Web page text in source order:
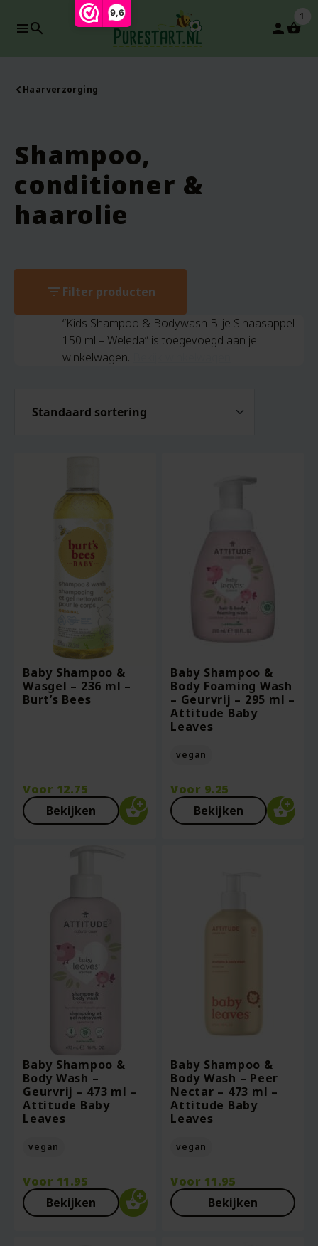
9,6
search person
1
Haarverzorging
Shampoo,
conditioner &
haarolie
filter_listFilter producten
“Kids Shampoo & Bodywash Blije Sinaasappel –
150 ml – Weleda” is toegevoegd aan je
winkelwagen.
Baby Shampoo &
Wasgel – 236 ml –
Burt’s Bees
Voor 12.75
Bekijken
Baby Shampoo &
Body Foaming Wash
– Geurvrij – 295 ml –
Attitude Baby
Leaves
vegan
Voor 9.25
Bekijken
Baby Shampoo &
Body Wash –
Geurvrij – 473 ml –
Attitude Baby
Leaves
vegan
Voor 11.95
Bekijken
Baby Shampoo &
Body Wash – Peer
Nectar – 473 ml –
Attitude Baby
Leaves
vegan
Voor 11.95
Bekijken